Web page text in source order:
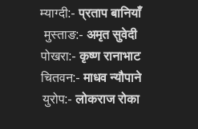
म्याग्दी:-प्रताप बानियाँ
मुस्ताङ:- अमृत सुवेदी
पोखरा:-कृष्ण रानाभाट
चितवन:-माधव न्यौपाने
युरोप:-लोकराज रोका